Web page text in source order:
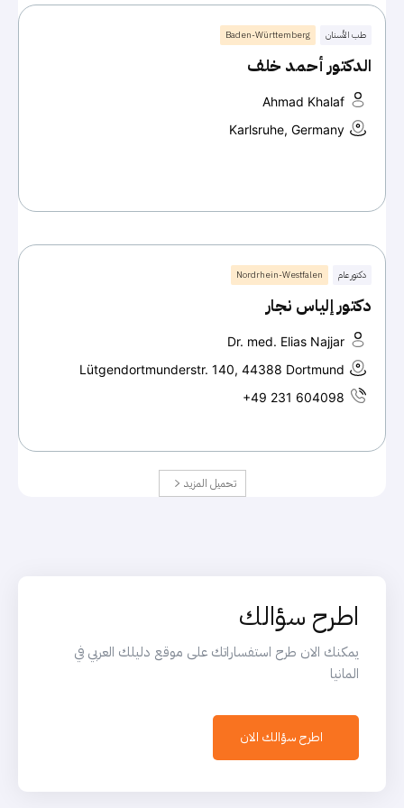
طب الأسنان Baden-Württemberg
الدكتور أحمد خلف
Ahmad Khalaf
Karlsruhe, Germany
دكتور عام Nordrhein-Westfalen
دكتور إلياس نجار
Dr. med. Elias Najjar
Lütgendortmunderstr. 140, 44388 Dortmund
+49 231 604098
تحميل المزيد
اطرح سؤالك
يمكنك الان طرح استفساراتك على موقع دليلك العربي في
المانيا
اطرح سؤالك الان